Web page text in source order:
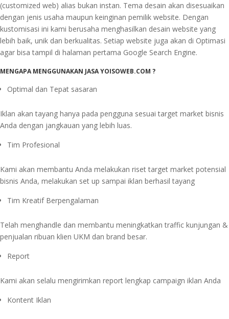
(customized web) alias bukan instan. Tema desain akan disesuaikan
dengan jenis usaha maupun keinginan pemilik website. Dengan
kustomisasi ini kami berusaha menghasilkan desain website yang
lebih baik, unik dan berkualitas. Setiap website juga akan di Optimasi
agar bisa tampil di halaman pertama Google Search Engine.
MENGAPA MENGGUNAKAN JASA YOISOWEB.COM ?
Optimal dan Tepat sasaran
Iklan akan tayang hanya pada pengguna sesuai target market bisnis
Anda dengan jangkauan yang lebih luas.
Tim Profesional
Kami akan membantu Anda melakukan riset target market potensial
bisnis Anda, melakukan set up sampai iklan berhasil tayang
Tim Kreatif Berpengalaman
Telah menghandle dan membantu meningkatkan traffic kunjungan &
penjualan ribuan klien UKM dan brand besar.
Report
Kami akan selalu mengirimkan report lengkap campaign iklan Anda
Kontent Iklan